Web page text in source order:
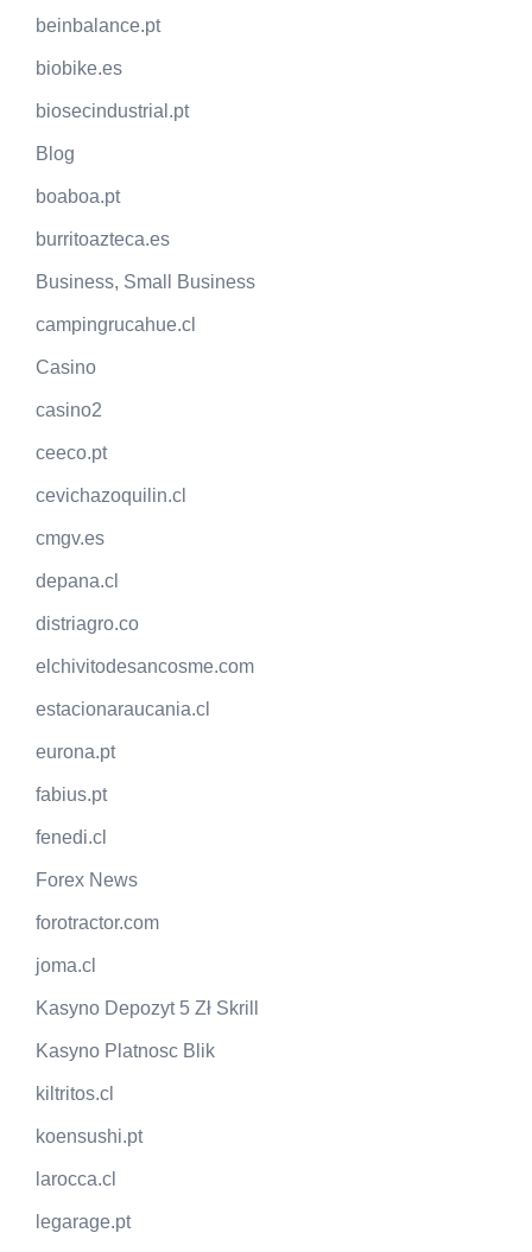
beinbalance.pt
biobike.es
biosecindustrial.pt
Blog
boaboa.pt
burritoazteca.es
Business, Small Business
campingrucahue.cl
Casino
casino2
ceeco.pt
cevichazoquilin.cl
cmgv.es
depana.cl
distriagro.co
elchivitodesancosme.com
estacionaraucania.cl
eurona.pt
fabius.pt
fenedi.cl
Forex News
forotractor.com
joma.cl
Kasyno Depozyt 5 Zł Skrill
Kasyno Platnosc Blik
kiltritos.cl
koensushi.pt
larocca.cl
legarage.pt